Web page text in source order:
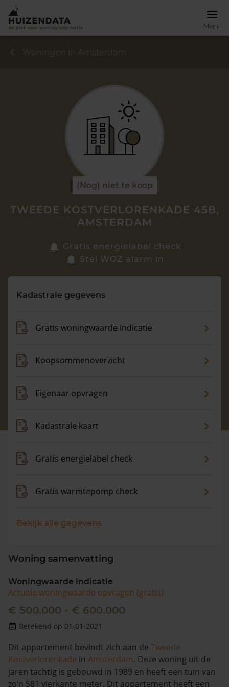
Menu
Vragen? Neem contact met ons op
088 220 4200
Woningen in Amsterdam
(Nog) niet te koop
TWEEDE KOSTVERLORENKADE 45B,
AMSTERDAM
Gratis energielabel check
Stel WOZ alarm in
Kadastrale gegevens
Gratis woningwaarde indicatie
Koopsommenoverzicht
Eigenaar opvragen
Kadastrale kaart
Gratis energielabel check
Gratis warmtepomp check
Bekijk alle gegevens
Woning samenvatting
Woningwaarde indicatie
Actuele woningwaarde opvragen (gratis)
€ 500.000 - € 600.000
Berekend op 01-01-2021
Dit appartement bevindt zich aan de Tweede
Kostverlorenkade in Amsterdam. Deze woning uit de
jaren tachtig is gebouwd in 1989 en heeft een tuin van
zo’n 581 vierkante meter. Dit appartement heeft een